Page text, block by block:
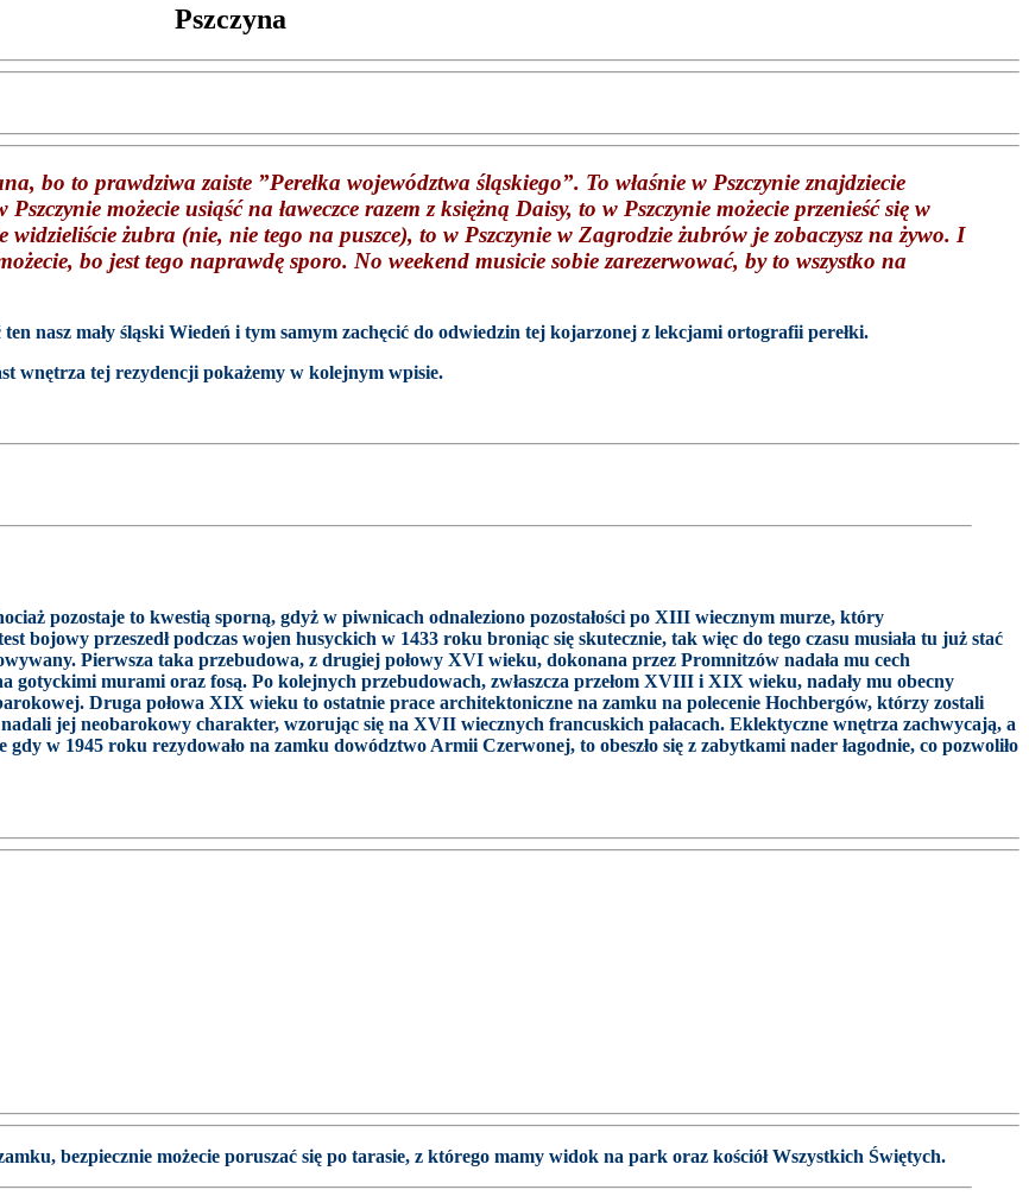
Pszczyna
bo to prawdziwa zaiste ”Perełka województwa śląskiego”. To właśnie w Pszczynie znajdziecie
możecie usiąść na ławeczce razem z księżną Daisy, to w Pszczynie możecie przenieść się w
żubra (nie, nie tego na puszce), to w Pszczynie w Zagrodzie żubrów je zobaczysz na żywo. I
bo jest tego naprawdę sporo. No weekend musicie sobie zarezerwować, by to wszystko na
nasz mały śląski Wiedeń i tym samym zachęcić do odwiedzin tej kojarzonej z lekcjami ortografii perełki.
wnętrza tej rezydencji pokażemy w kolejnym wpisie.
pozostaje to kwestią sporną, gdyż w piwnicach odnaleziono pozostałości po XIII wiecznym murze, który
bojowy przeszedł podczas wojen husyckich w 1433 roku broniąc się skutecznie, tak więc do tego czasu musiała tu już stać
Pierwsza taka przebudowa, z drugiej połowy XVI wieku, dokonana przez Promnitzów nadała mu cech
gotyckimi murami oraz fosą. Po kolejnych przebudowach, zwłaszcza przełom XVIII i XIX wieku, nadały mu obecny
Druga połowa XIX wieku to ostatnie prace architektoniczne na zamku na polecenie Hochbergów, którzy zostali
jej neobarokowy charakter, wzorując się na XVII wiecznych francuskich pałacach. Eklektyczne wnętrza zachwycają, a
w 1945 roku rezydowało na zamku dowództwo Armii Czerwonej, to obeszło się z zabytkami nader łagodnie, co pozwoliło
bezpiecznie możecie poruszać się po tarasie, z którego mamy widok na park oraz kościół Wszystkich Świętych.